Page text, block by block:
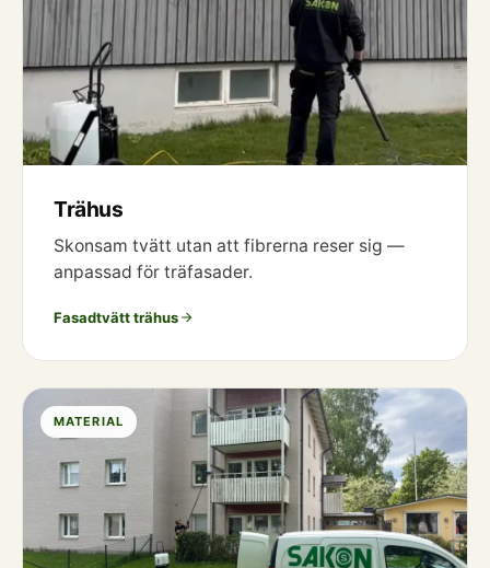
Trähus
Skonsam tvätt utan att fibrerna reser sig —
anpassad för träfasader.
Fasadtvätt trähus
MATERIAL